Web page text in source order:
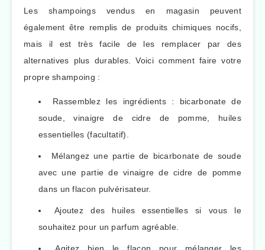
Les shampoings vendus en magasin peuvent
également être remplis de produits chimiques nocifs,
mais il est très facile de les remplacer par des
alternatives plus durables. Voici comment faire votre
propre shampoing :
Rassemblez les ingrédients : bicarbonate de
soude, vinaigre de cidre de pomme, huiles
essentielles (facultatif).
Mélangez une partie de bicarbonate de soude
avec une partie de vinaigre de cidre de pomme
dans un flacon pulvérisateur.
Ajoutez des huiles essentielles si vous le
souhaitez pour un parfum agréable.